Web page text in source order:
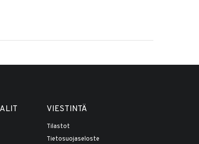
VIESTINTÄ
Tilastot
Tietosuojaseloste